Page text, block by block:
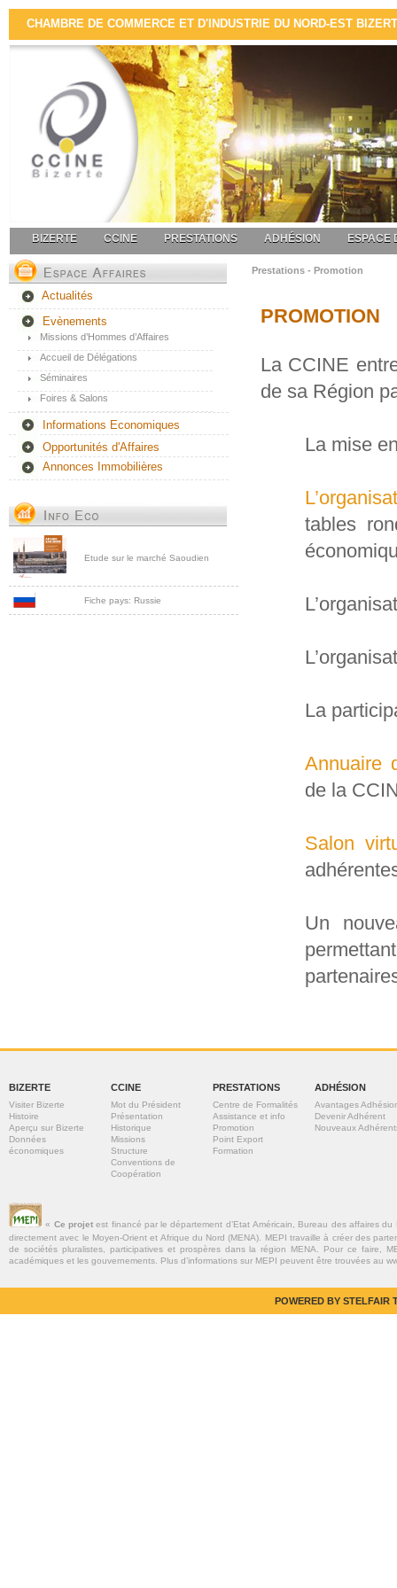
CHAMBRE DE COMMERCE ET D'INDUSTRIE DU NORD-EST
BIZERTE CCINE PRESTATIONS ADHÉSION ESPACE
Actualités
Evènements
Missions d’Hommes d’Affaires
Accueil de Délégations
Séminaires
Foires & Salons
Informations Economiques
Opportunités d'Affaires
Annonces Immobilières
Etude sur le marché Saoudien
Fiche pays: Russie
Prestations - Promotion
PROMOTION
La CCINE
de sa Région
La mise
tables
La
Annuaire
de la
Salon
Un
BIZERTE
Visiter Bizerte
Histoire
Aperçu sur Bizerte
Données
économiques
CCINE
Mot du Président
Présentation
Historique
Missions
Structure
Conventions de
Coopération
PRESTATIONS
Centre de Formalités
Assistance et info
Promotion
Point Export
Formation
ADHÉSION
Avantages
Devenir Adhérent
Nouveaux
« Ce projetest financé par le département d’Etat Américain, Bureau des affaires
directement avec le Moyen-Orient et Afrique du Nord (MENA). MEPI travaille à créer des
de sociétés pluralistes, participatives et prospères dans la région MENA. Pour ce faire,
académiques et les gouvernements. Plus d’informations sur MEPI peuvent être trouvées au
POWERED BY STELFAIR